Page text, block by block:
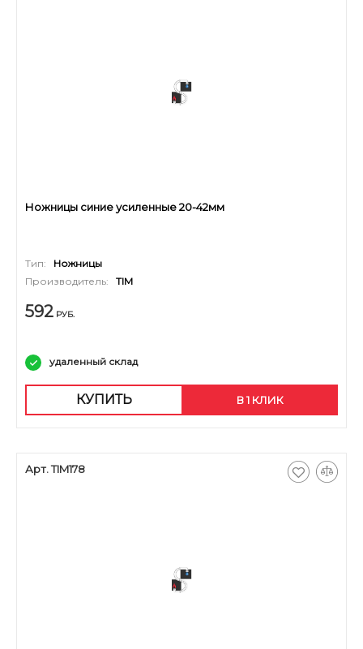
Ножницы синие усиленные 20-42мм
Тип:
Ножницы
Производитель:
TIM
592 РУБ.
удаленный склад
КУПИТЬ В 1 КЛИК
Арт. TIM178